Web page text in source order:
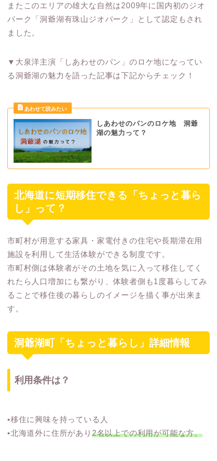
またこのエリアの雄大な自然は2009年に国内初のジオ
パーク「洞爺湖有珠山ジオパーク」として認定もされ
ました。
▼大泉洋主演「しあわせのパン」のロケ地になってい
る洞爺湖の魅力を語った記事は下記からチェック！
しあわせのパンのロケ地 洞爺
湖の魅力って？
北海道に短期移住できる「ちょっと暮ら
し」って？
市町村が用意する家具・家電付きの住宅や長期滞在用
施設を利用して生活体験ができる制度です。
市町村側は体験者がその土地を気に入って移住してく
れたら人口増加にも繋がり、体験者側も1度暮らしてみ
ることで移住後の暮らしのイメージを描く事が出来ま
す。
洞爺湖町「ちょっと暮らし」詳細情報
利用条件は？
•移住に興味を持っている人
•北海道外に住所があり 2名以上での利用が可能な方。